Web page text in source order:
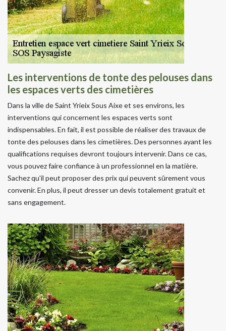
Les interventions de tonte des pelouses dans
les espaces verts des cimetières
Dans la ville de Saint Yrieix Sous Aixe et ses environs, les
interventions qui concernent les espaces verts sont
indispensables. En fait, il est possible de réaliser des travaux de
tonte des pelouses dans les cimetières. Des personnes ayant les
qualifications requises devront toujours intervenir. Dans ce cas,
vous pouvez faire confiance à un professionnel en la matière.
Sachez qu'il peut proposer des prix qui peuvent sûrement vous
convenir. En plus, il peut dresser un devis totalement gratuit et
sans engagement.